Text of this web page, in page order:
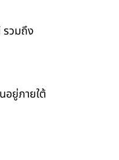
รวมถึง
ยู่ภายใต้